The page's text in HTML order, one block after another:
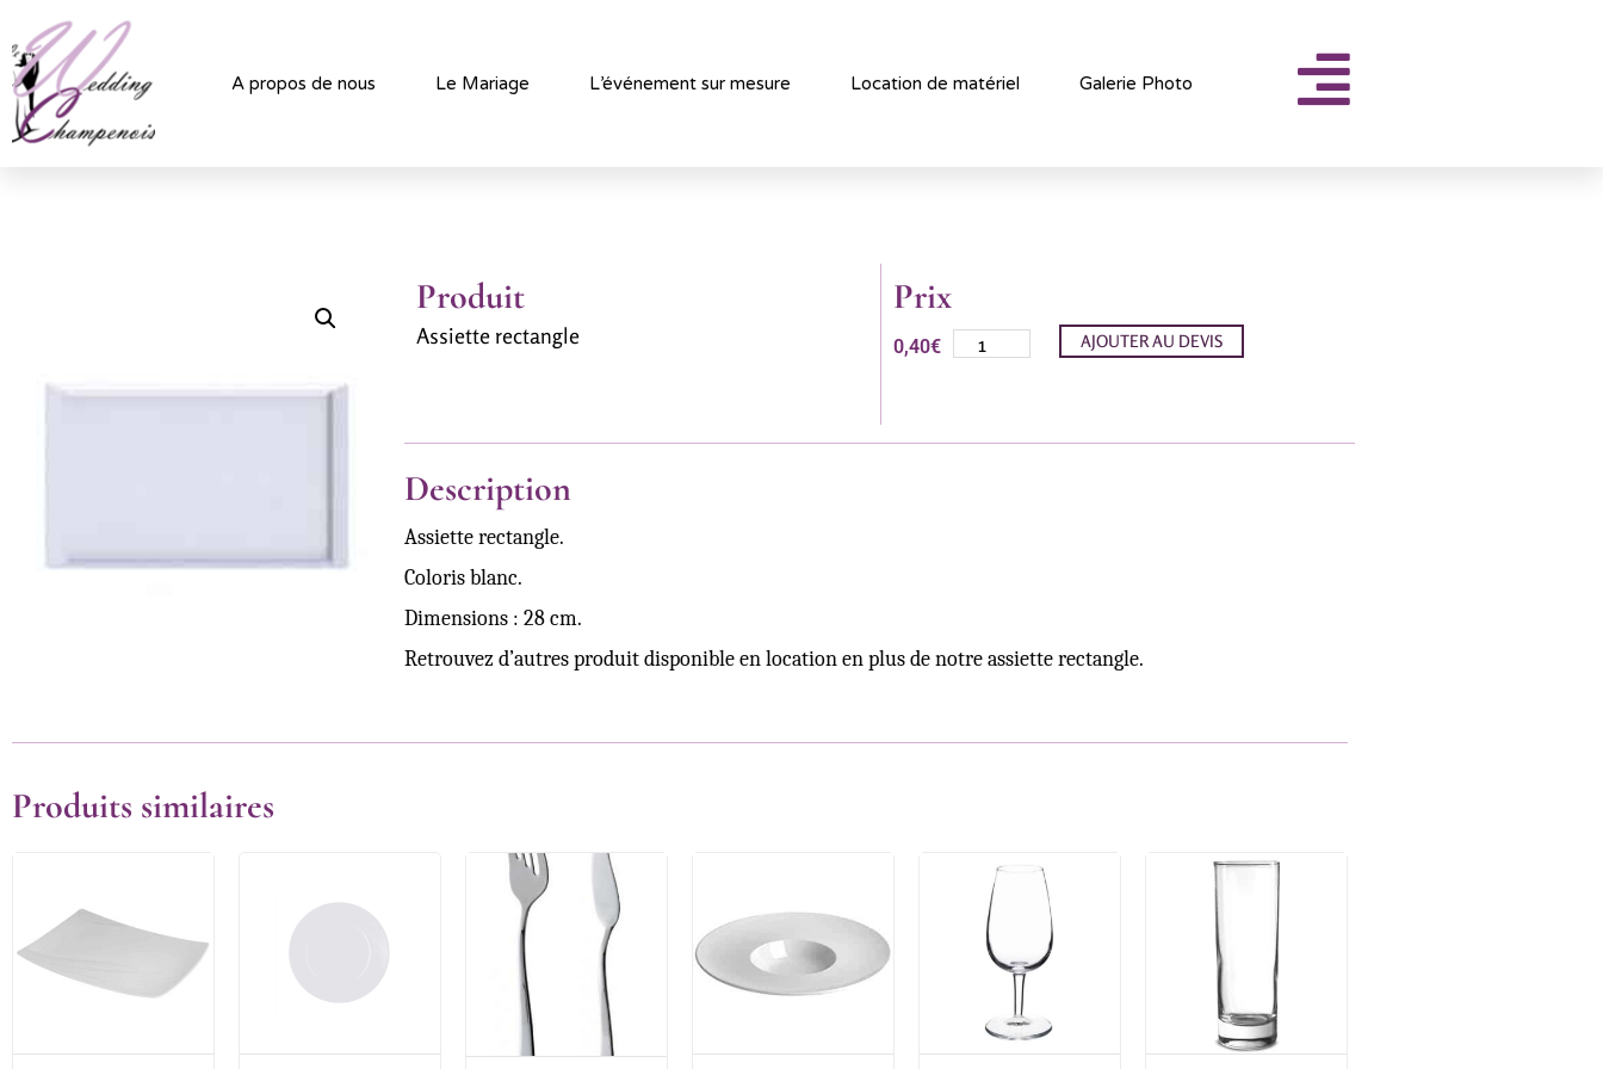
A propos de nous Le Mariage L’événement sur mesure Location de matériel Galerie Photo
Produit
Assiette rectangle
Prix
0,40€ AJOUTER AU DEVIS
Description
Assiette rectangle.
Coloris blanc.
Dimensions : 28 cm.
Retrouvez d’autres produit disponible en location en plus de notre assiette rectangle.
Produits similaires